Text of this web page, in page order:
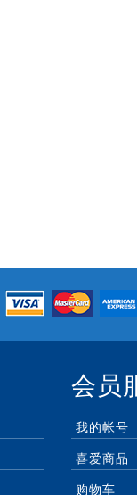
会员
我的帐号
喜爱商品
购物车